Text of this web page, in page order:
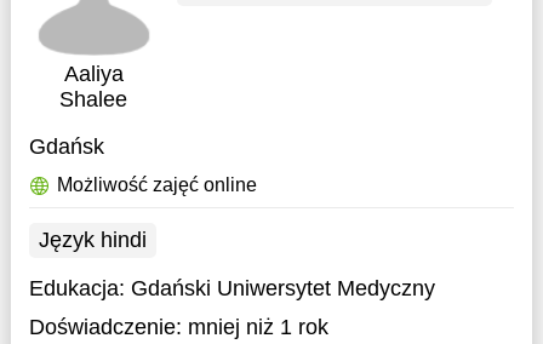
Aaliya
Shalee
Gdańsk
Możliwość zajęć online
Język hindi
Edukacja: Gdański Uniwersytet Medyczny
Doświadczenie: mniej niż 1 rok